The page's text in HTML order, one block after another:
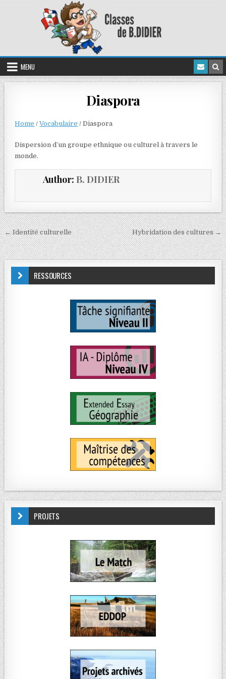
MENU
Diaspora
Home /Vocabulaire /Diaspora
Dispersion d’un groupe ethnique ou culturel à travers le
monde.
Author: B. DIDIER
← Identité culturelle Hybridation des cultures →
RESSOURCES
PROJETS